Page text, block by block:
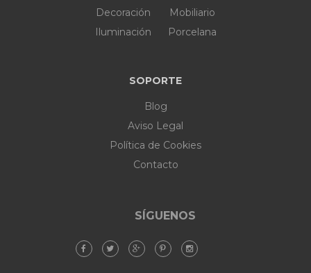
Decoración
Iluminación
Mobiliario
Porcelana
SOPORTE
Blog
Aviso Legal
Política de Cookies
Contacto
SÍGUENOS